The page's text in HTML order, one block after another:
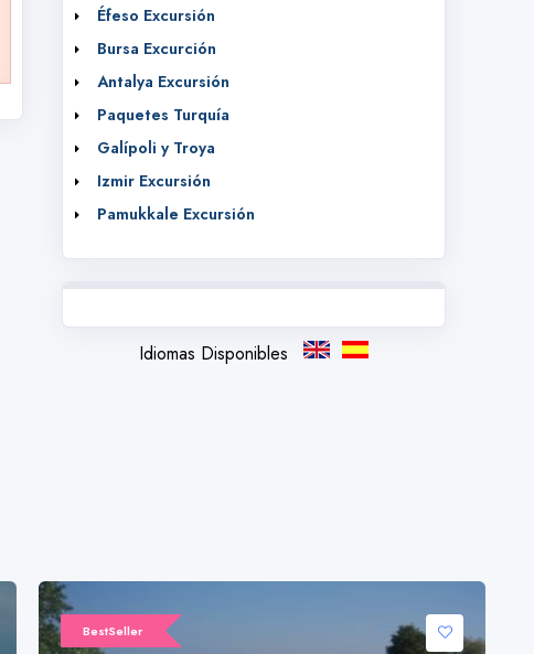
Éfeso Excursión
Bursa Excurción
Antalya Excursión
Paquetes Turquía
Galípoli y Troya
Izmir Excursión
Pamukkale Excursión
Idiomas Disponibles
BestSeller